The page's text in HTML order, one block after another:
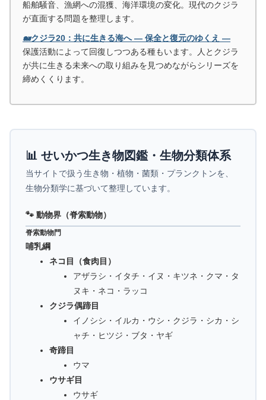
船舶騒音、漁網への混獲、海洋環境の変化。現代のクジラ
が直面する問題を整理します。
🐋クジラ20：共に生きる海へ ― 保全と復元のゆくえ ―
保護活動によって回復しつつある種もいます。人とクジラ
が共に生きる未来への取り組みを見つめながらシリーズを
締めくくります。
📊 せいかつ生き物図鑑・生物分類体系
当サイトで扱う生き物・植物・菌類・プランクトンを、
生物分類学に基づいて整理しています。
🐾 動物界（脊索動物）
脊索動物門
哺乳綱
ネコ目（食肉目）
アザラシ・イタチ・イヌ・キツネ・クマ・タ
ヌキ・ネコ・ラッコ
クジラ偶蹄目
イノシシ・イルカ・ウシ・クジラ・シカ・シ
ャチ・ヒツジ・ブタ・ヤギ
奇蹄目
ウマ
ウサギ目
ウサギ